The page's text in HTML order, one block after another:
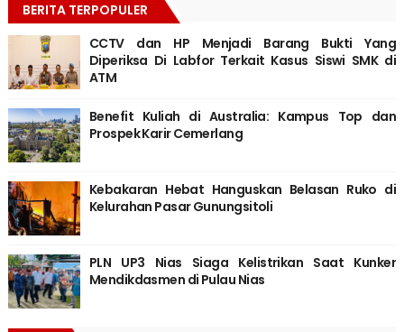
BERITA TERPOPULER
CCTV dan HP Menjadi Barang Bukti Yang
Diperiksa Di Labfor Terkait Kasus Siswi SMK di
ATM
Benefit Kuliah di Australia: Kampus Top dan
Prospek Karir Cemerlang
Kebakaran Hebat Hanguskan Belasan Ruko di
Kelurahan Pasar Gunungsitoli
PLN UP3 Nias Siaga Kelistrikan Saat Kunker
Mendikdasmen di Pulau Nias